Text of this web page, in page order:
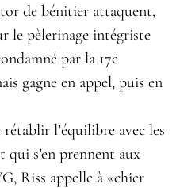
de bénitier attaquent,
le pèlerinage intégriste
par la 17e
gagne en appel, puis en
l’équilibre avec les
s’en prennent aux
Riss appelle à «chier